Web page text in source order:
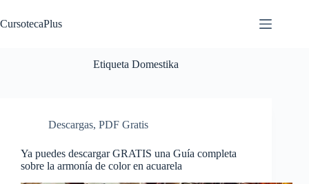
al
contenido
CursotecaPlus
Etiqueta Domestika
Descargas, PDF Gratis
Ya puedes descargar GRATIS una Guía completa
sobre la armonía de color en acuarela